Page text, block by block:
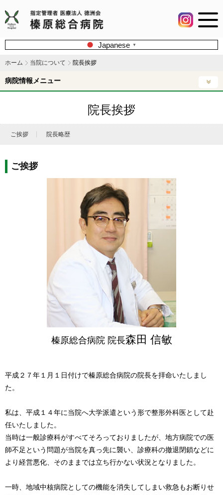
Japanese ▼
ホーム 当院について 院長挨拶
院長挨拶
ご挨拶 院長略歴
ご挨拶
榛原総合病院 院長森田 信敏
平成２７年１月１日付けで榛原総合病院の院長を拝命いたしまし
た。
私は、平成１４年に当院へ大学派遣という形で整形外科医として赴
任いたしました。
当時は一般診療科がすべてそろっておりましたが、地方病院での医
師不足という問題が当院を真っ先に襲い、診療科の撤退閉鎖などに
より経営悪化、そのままでは立ち行かない状況となりました。
一時、地域中核病院としての機能を消失してしまい救急もお断りせ
病院情報メニュー